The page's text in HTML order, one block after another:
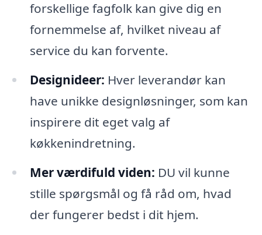
forskellige fagfolk kan give dig en
fornemmelse af, hvilket niveau af
service du kan forvente.
Designideer: Hver leverandør kan
have unikke designløsninger, som kan
inspirere dit eget valg af
køkkenindretning.
Mer værdifuld viden: DU vil kunne
stille spørgsmål og få råd om, hvad
der fungerer bedst i dit hjem.